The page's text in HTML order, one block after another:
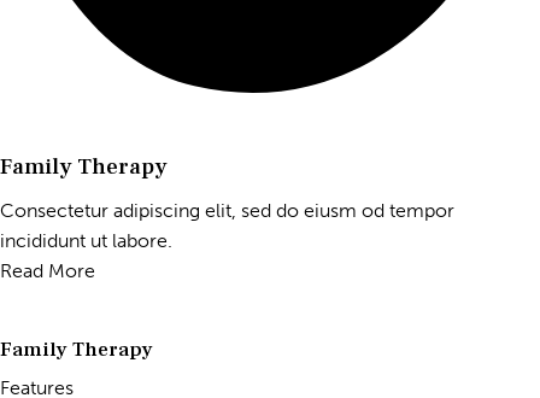
Family Therapy
Consectetur adipiscing elit, sed do eiusm od tempor
incididunt ut labore.
Read More
Family Therapy
Features